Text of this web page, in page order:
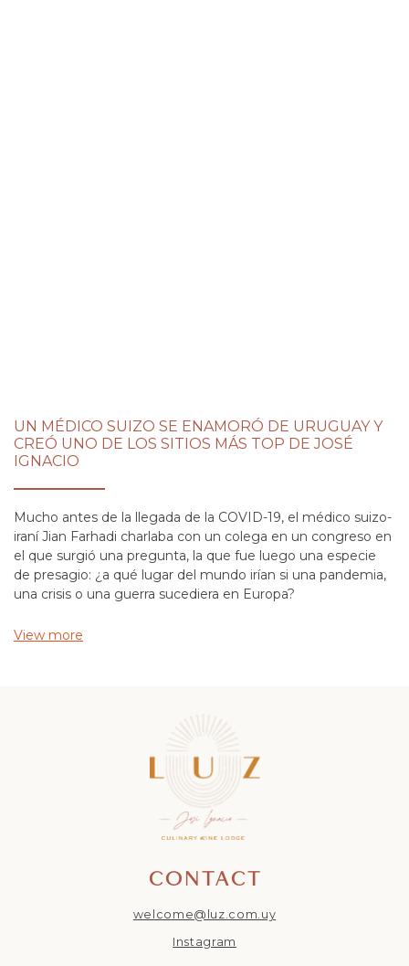
UN MÉDICO SUIZO SE ENAMORÓ DE URUGUAY Y
CREÓ UNO DE LOS SITIOS MÁS TOP DE JOSÉ
IGNACIO
Mucho antes de la llegada de la COVID-19, el médico suizo-
iraní Jian Farhadi charlaba con un colega en un congreso en
el que surgió una pregunta, la que fue luego una especie
de presagio: ¿a qué lugar del mundo irían si una pandemia,
una crisis o una guerra sucediera en Europa?
View more
CONTACT
welcome@luz.com.uy
Instagram